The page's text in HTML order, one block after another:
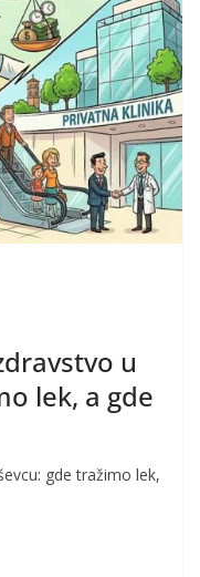
u
lek, a gde
gde tražimo lek,